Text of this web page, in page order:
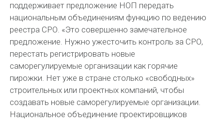
поддерживает предложение НОП передать
национальным объединениям функцию по ведению
реестра СРО. «Это совершенно замечательное
предложение. Нужно ужесточить контроль за СРО,
перестать регистрировать новые
саморегулируемые организации как горячие
пирожки. Нет уже в стране столько «свободных»
строительных или проектных компаний, чтобы
создавать новые саморегулируемые организации.
Национальное объединение проектировщиков